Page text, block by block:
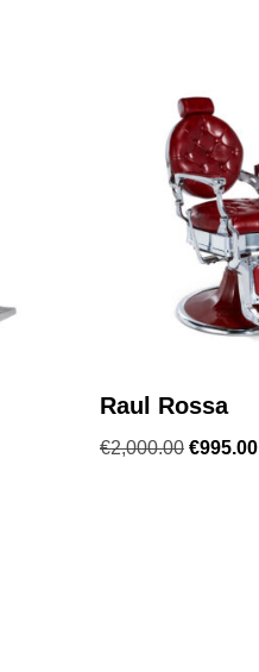
Raul Rossa
€2,000.00 €995.00